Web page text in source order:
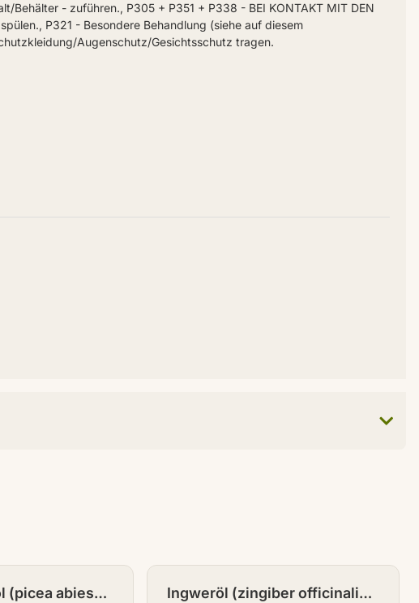
Behälter - zuführen., P305 + P351 + P338 - BEI KONTAKT MIT DEN
P321 - Besondere Behandlung (siehe auf diesem
Augenschutz/Gesichtsschutz tragen.
(picea abies
Ingweröl (zingiber officinalis)